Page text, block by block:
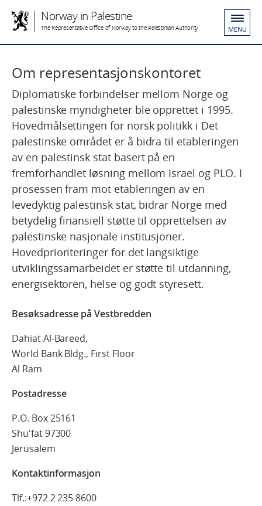
Norway in Palestine
The Representative Office of Norway to the Palestinian Authority MENU
Om representasjonskontoret
Diplomatiske forbindelser mellom Norge og
palestinske myndigheter ble opprettet i 1995.
Hovedmålsettingen for norsk politikk i Det
palestinske området er å bidra til etableringen
av en palestinsk stat basert på en
fremforhandlet løsning mellom Israel og PLO. I
prosessen fram mot etableringen av en
levedyktig palestinsk stat, bidrar Norge med
betydelig finansiell støtte til opprettelsen av
palestinske nasjonale institusjoner.
Hovedprioriteringer for det langsiktige
utviklingssamarbeidet er støtte til utdanning,
energisektoren, helse og godt styresett.
Besøksadresse på Vestbredden
Dahiat Al-Bareed,
World Bank Bldg., First Floor
Al Ram
Postadresse
P.O. Box 25161
Shu'fat 97300
Jerusalem
Kontaktinformasjon
Tlf.:+972 2 235 8600